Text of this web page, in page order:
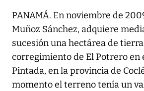
PANAMÁ. En noviembre de
Muñoz Sánchez, adquiere
sucesión una hectárea de
corregimiento de El Potrero en
Pintada, en la provincia de
momento el terreno tenía un